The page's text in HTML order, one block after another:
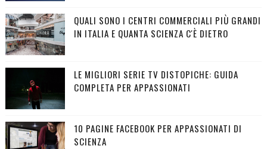
QUALI SONO I CENTRI COMMERCIALI PIÙ GRANDI
IN ITALIA E QUANTA SCIENZA C'È DIETRO
LE MIGLIORI SERIE TV DISTOPICHE: GUIDA
COMPLETA PER APPASSIONATI
10 PAGINE FACEBOOK PER APPASSIONATI DI
SCIENZA